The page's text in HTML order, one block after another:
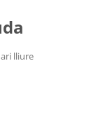
lliure